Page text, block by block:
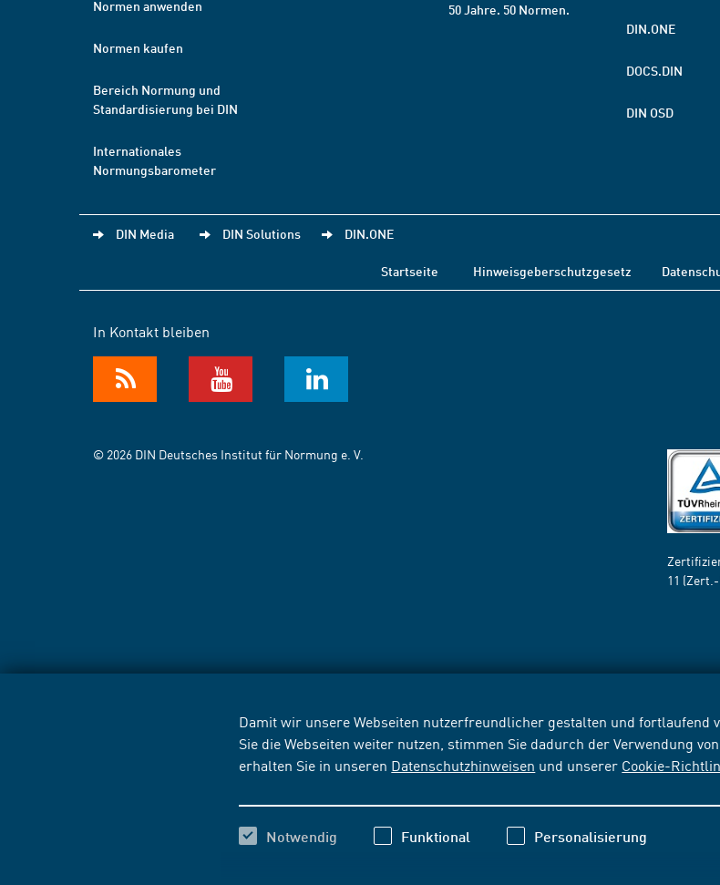
Damit wir unsere Webseiten nutzerfreundlicher gestalten und fortlaufend
Sie die Webseiten weiter nutzen, stimmen Sie dadurch der Verwendung
erhalten Sie in unseren Datenschutzhinweisen und unserer Cookie-
Notwendig Funktional Personalisierung
Normen anwenden
Normen kaufen
Bereich Normung und
Standardisierung bei DIN
Internationales
Normungsbarometer
50 Jahre. 50 Normen.
DIN.ONE
DOCS.DIN
DIN OSD
DIN Media DIN Solutions DIN.ONE
Startseite Hinweisgeberschutzgesetz
In Kontakt bleiben
© 2026 DIN Deutsches Institut für Normung e. V.
11